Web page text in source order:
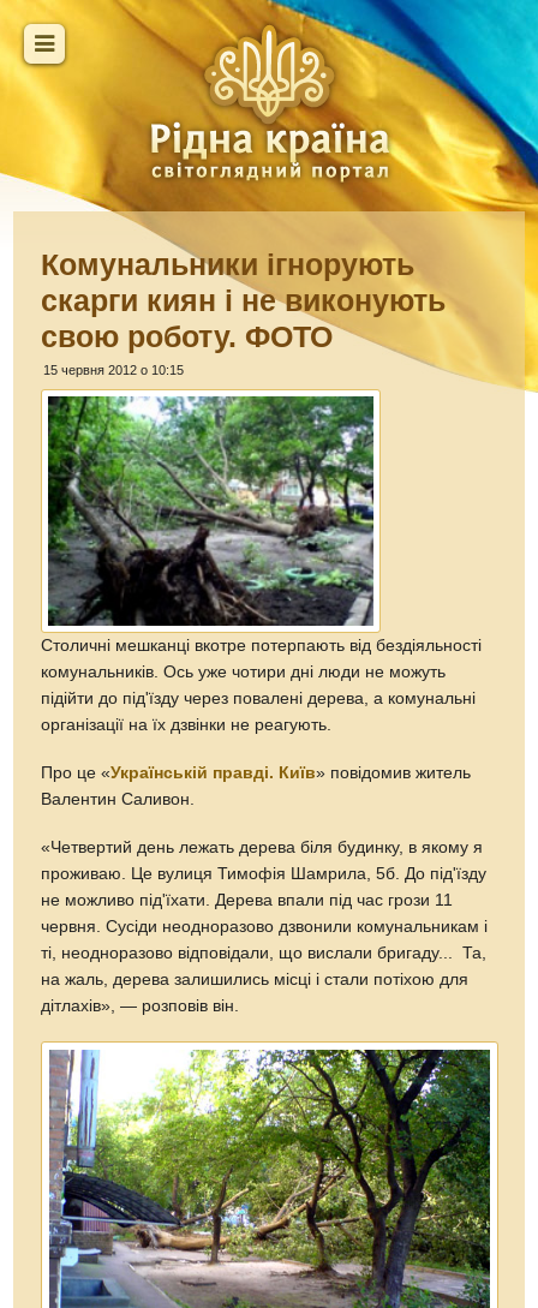
Комунальники ігнорують
скарги киян і не виконують
свою роботу. ФОТО
15 червня 2012 о 10:15
Столичні мешканці вкотре потерпають від бездіяльності
комунальників. Ось уже чотири дні люди не можуть
підійти до під'їзду через повалені дерева, а комунальні
організації на їх дзвінки не реагують.
Про це «Українській правді. Київ» повідомив житель
Валентин Саливон.
«Четвертий день лежать дерева біля будинку, в якому я
проживаю. Це вулиця Тимофія Шамрила, 5б. До під'їзду
не можливо під'їхати. Дерева впали під час грози 11
червня. Сусіди неодноразово дзвонили комунальникам і
ті, неодноразово відповідали, що вислали бригаду... Та,
на жаль, дерева залишились місці і стали потіхою для
дітлахів», — розповів він.